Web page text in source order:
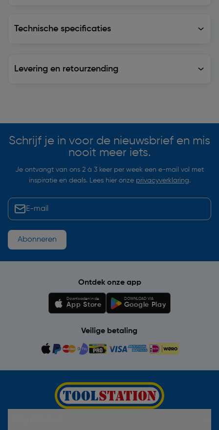
Technische specificaties
Levering en retourzending
Schrijf je in voor de nieuwsbrief en mis
nooit meer iets.
Je ontvangt van ons 2 à 3 keer per week een e-mail vol met
inspiratie en deals. Lees hier onze privacyverklaring.
Abonneren
Ontdek onze app
Downloaden in de
App Store
DOWNLOAD VIA
Google Play
Veilige betaling